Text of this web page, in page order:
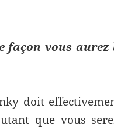
vous aurez
doit
que vous